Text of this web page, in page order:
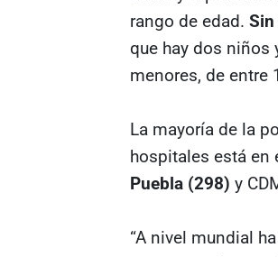
rango de edad. Sin
que hay dos niños
menores, de entre
La mayoría de la
hospitales está en
Puebla (298) y
“A nivel mundial